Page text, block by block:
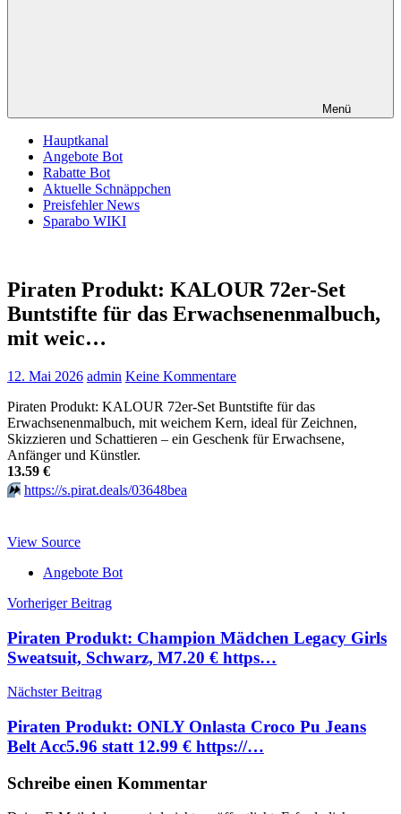
Menü
Hauptkanal
Angebote Bot
Rabatte Bot
Aktuelle Schnäppchen
Preisfehler News
Sparabo WIKI
Piraten Produkt: KALOUR 72er-Set
Buntstifte für das Erwachsenenmalbuch,
mit weic…
12. Mai 2026 admin Keine Kommentare
Piraten Produkt: KALOUR 72er-Set Buntstifte für das
Erwachsenenmalbuch, mit weichem Kern, ideal für Zeichnen,
Skizzieren und Schattieren – ein Geschenk für Erwachsene,
Anfänger und Künstler.
13.59 €
⏩️ https://s.pirat.deals/03648bea
View Source
Angebote Bot
Beitragsnavigation
Vorheriger Beitrag
Piraten Produkt: Champion Mädchen Legacy Girls
Sweatsuit, Schwarz, M7.20 € https…
Nächster Beitrag
Piraten Produkt: ONLY Onlasta Croco Pu Jeans
Belt Acc5.96 statt 12.99 € https://…
Schreibe einen Kommentar